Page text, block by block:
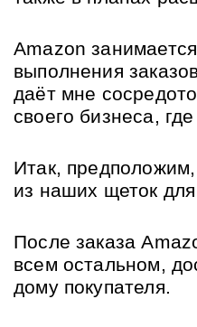
Amazon
выполнения
даёт мне
своего бизнеса,
Итак, предположим,
из наших щеток для
После заказа
всем остальном,
дому покупателя.